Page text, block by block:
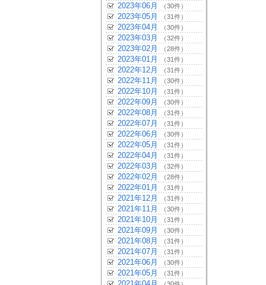
2023年06月 （30件）
2023年05月 （31件）
2023年04月 （30件）
2023年03月 （32件）
2023年02月 （28件）
2023年01月 （31件）
2022年12月 （31件）
2022年11月 （30件）
2022年10月 （31件）
2022年09月 （30件）
2022年08月 （31件）
2022年07月 （31件）
2022年06月 （30件）
2022年05月 （31件）
2022年04月 （31件）
2022年03月 （32件）
2022年02月 （28件）
2022年01月 （31件）
2021年12月 （31件）
2021年11月 （30件）
2021年10月 （31件）
2021年09月 （30件）
2021年08月 （31件）
2021年07月 （31件）
2021年06月 （30件）
2021年05月 （31件）